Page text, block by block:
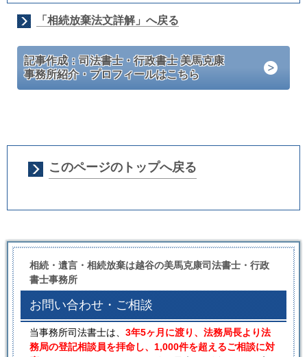
「相続放棄法文詳解」へ戻る
記事作成：司法書士・行政書士 美馬克康
事務所紹介・プロフィールはこちら
このページのトップへ戻る
相続・遺言・相続放棄は越谷の美馬克康司法書士・行政
書士事務所
お問い合わせ・ご相談
当事務所司法書士は、 3年5ヶ月に渡り、法務局長より法
務局の登記相談員を拝命し、1,000件を超えるご相談に対